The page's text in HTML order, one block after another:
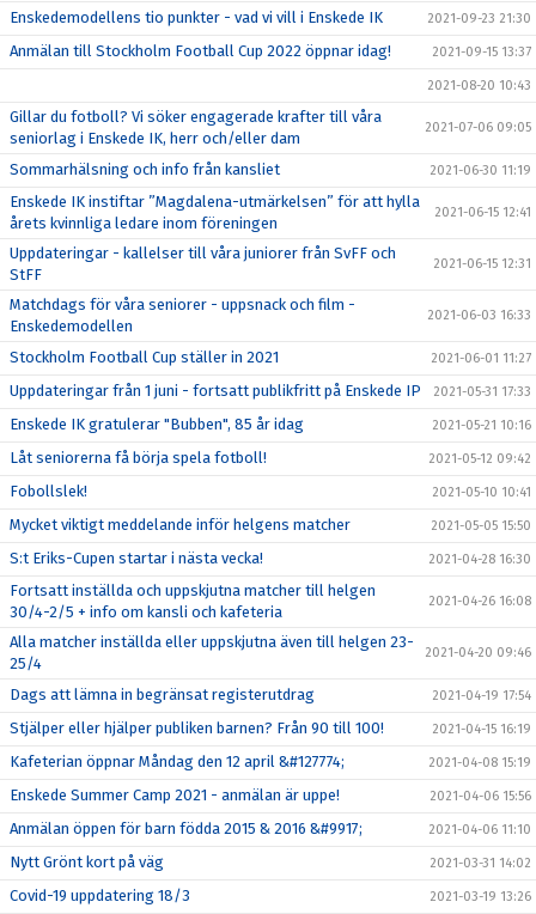
Enskedemodellens tio punkter - vad vi vill i Enskede IK 2021-09-23 21:30
Anmälan till Stockholm Football Cup 2022 öppnar idag! 2021-09-15 13:37
2021-08-20 10:43
Gillar du fotboll? Vi söker engagerade krafter till våra
seniorlag i Enskede IK, herr och/eller dam
2021-07-06 09:05
Sommarhälsning och info från kansliet 2021-06-30 11:19
Enskede IK instiftar ”Magdalena-utmärkelsen” för att hylla
årets kvinnliga ledare inom föreningen
2021-06-15 12:41
Uppdateringar - kallelser till våra juniorer från SvFF och
StFF
2021-06-15 12:31
Matchdags för våra seniorer - uppsnack och film -
Enskedemodellen
2021-06-03 16:33
Stockholm Football Cup ställer in 2021 2021-06-01 11:27
Uppdateringar från 1 juni - fortsatt publikfritt på Enskede IP 2021-05-31 17:33
Enskede IK gratulerar "Bubben", 85 år idag 2021-05-21 10:16
Låt seniorerna få börja spela fotboll! 2021-05-12 09:42
Fobollslek! 2021-05-10 10:41
Mycket viktigt meddelande inför helgens matcher 2021-05-05 15:50
S:t Eriks-Cupen startar i nästa vecka! 2021-04-28 16:30
Fortsatt inställda och uppskjutna matcher till helgen
30/4-2/5 + info om kansli och kafeteria
2021-04-26 16:08
Alla matcher inställda eller uppskjutna även till helgen 23-
25/4
2021-04-20 09:46
Dags att lämna in begränsat registerutdrag 2021-04-19 17:54
Stjälper eller hjälper publiken barnen? Från 90 till 100! 2021-04-15 16:19
Kafeterian öppnar Måndag den 12 april &#127774; 2021-04-08 15:19
Enskede Summer Camp 2021 - anmälan är uppe! 2021-04-06 15:56
Anmälan öppen för barn födda 2015 & 2016 &#9917; 2021-04-06 11:10
Nytt Grönt kort på väg 2021-03-31 14:02
Covid-19 uppdatering 18/3 2021-03-19 13:26